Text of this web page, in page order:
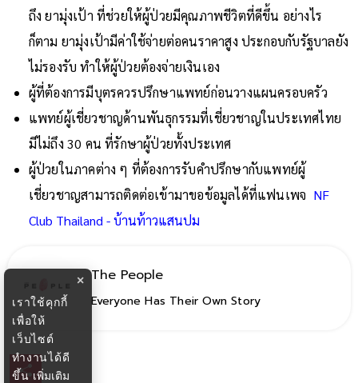
ถึง ยามุ่งเป้า ที่ช่วยให้ผู้ป่วยมีคุณภาพชีวิตที่ดีขึ้น อย่างไร
ก็ตาม ยามุ่งเป้ามีค่าใช้จ่ายต่อคนราคาสูง ประกอบกับรัฐบาลยัง
ไม่รองรับ ทำให้ผู้ป่วยต้องจ่ายเงินเอง
ผู้ที่ต้องการมีบุตรควรปรึกษาแพทย์ก่อนวางแผนครอบครัว
แพทย์ผู้เชี่ยวชาญด้านพันธุกรรมที่เชี่ยวชาญในประเทศไทย
มีไม่ถึง 30 คน ที่รักษาผู้ป่วยทั้งประเทศ
ผู้ป่วยในภาคต่าง ๆ ที่ต้องการรับคำปรึกษากับแพทย์ผู้
เชี่ยวชาญสามารถติดต่อเข้ามาขอข้อมูลได้ที่แฟนเพจ NF
Club Thailand - บ้านท้าวแสนปม
The People
Everyone Has Their Own Story
×
เราใช้คุกกี้
เพื่อให้
เว็บไซต์
ทำงานได้ดี
ขึ้น เพิ่มเติม